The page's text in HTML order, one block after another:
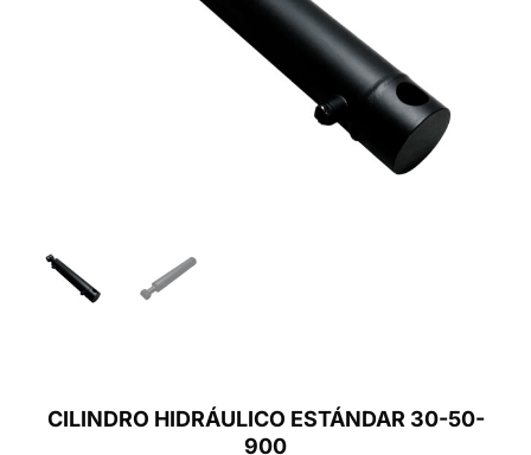
CILINDRO HIDRÁULICO ESTÁNDAR 30-50-
900